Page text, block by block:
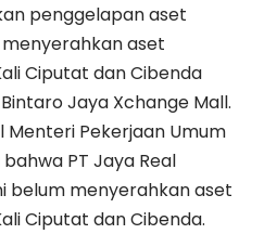
penggelapan aset
aset
Ciputat dan Cibenda
Bintaro Jaya Xchange Mall.
Menteri Pekerjaan Umum
PT Jaya Real
belum menyerahkan aset
Ciputat dan Cibenda.